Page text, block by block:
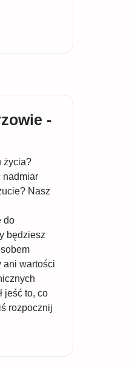
-
życia?
nadmiar
Nasz
do
będziesz
ani wartości
jeść to, co
rozpocznij